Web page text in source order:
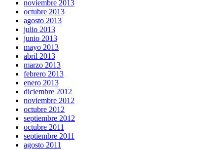
noviembre 2013
octubre 2013
agosto 2013
julio 2013
junio 2013
mayo 2013
abril 2013
marzo 2013
febrero 2013
enero 2013
diciembre 2012
noviembre 2012
octubre 2012
septiembre 2012
octubre 2011
septiembre 2011
agosto 2011